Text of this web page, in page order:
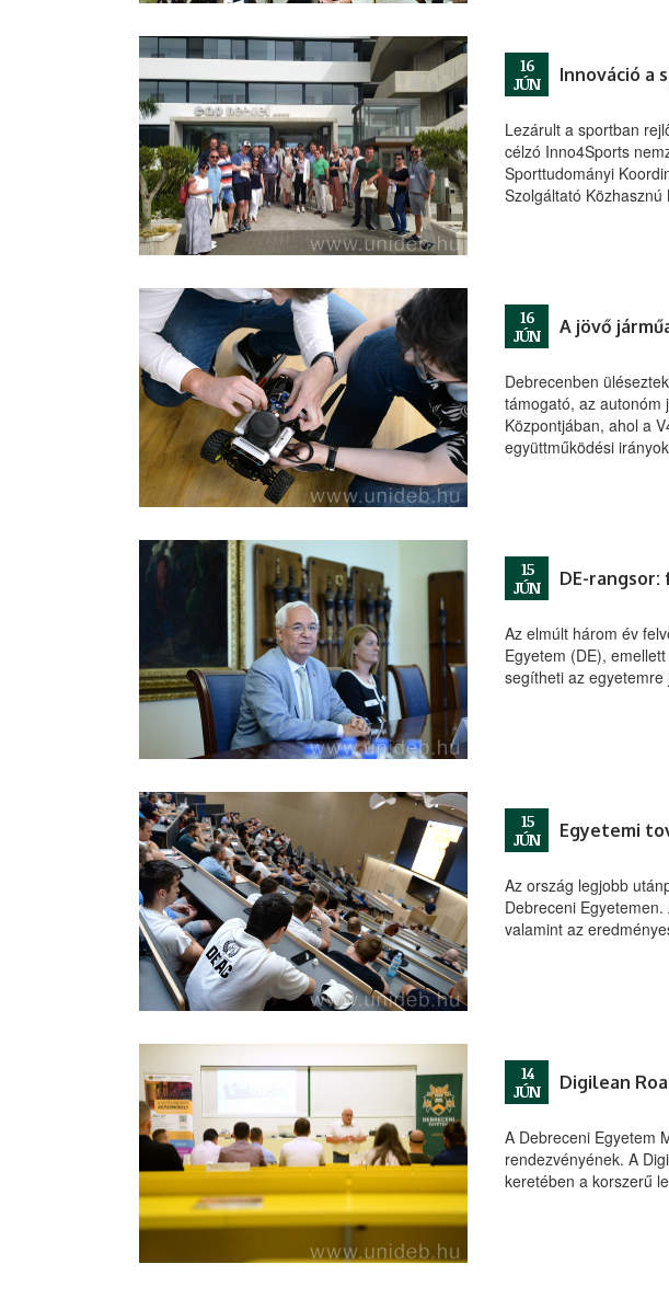
16
JÚN
Innováció a
Lezárult a sportban
célzó Inno4Sports
Sporttudományi
Szolgáltató
16
JÚN
A jövő
Debrecenben
támogató, az autonóm
Központjában, ahol a
együttműködési
15
JÚN
DE-rangsor:
Az elmúlt három év
Egyetem (DE),
segítheti az egyetemre
15
JÚN
Egyetemi
Az ország legjobb
Debreceni
valamint az
14
JÚN
Digilean
A Debreceni Egyetem
rendezvényének. A
keretében a korszerű